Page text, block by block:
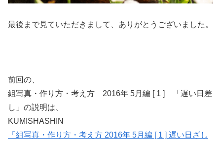
最後まで見ていただきまして、ありがとうございました。
前回の、
組写真・作り方・考え方 2016年 5月編 [ 1 ] 「遅い日差
し」の説明は、
KUMISHASHIN
「組写真・作り方・考え方 2016年 5月編 [ 1 ] 遅い日ざし